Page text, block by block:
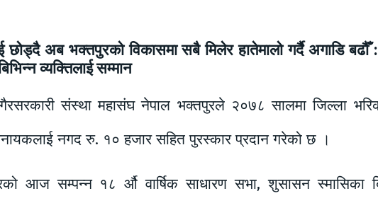
छोड्दै अब भक्तपुरको विकासमा सबै मिलेर हातेमालो गर्दै अगाडि
व्यक्तिलाई सम्मान
संस्था महासंघ नेपाल भक्तपुरले २०७८ सालमा जिल्ला
नगद रु. १० हजार सहित पुरस्कार प्रदान गरेको छ ।
आज सम्पन्न १८ र्औ वार्षिक साधारण सभा, शुसासन स्मासिका